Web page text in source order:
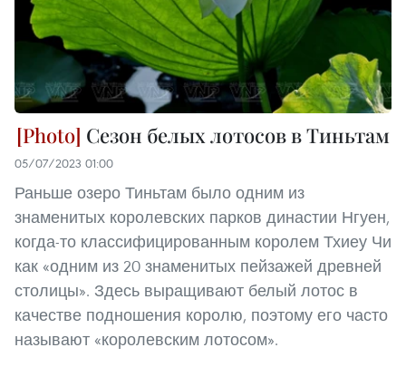
Сезон белых лотосов в Тиньтам
05/07/2023 01:00
Раньше озеро Тиньтам было одним из
знаменитых королевских парков династии Нгуен,
когда-то классифицированным королем Тхиеу Чи
как «одним из 20 знаменитых пейзажей древней
столицы». Здесь выращивают белый лотос в
качестве подношения королю, поэтому его часто
называют «королевским лотосом».